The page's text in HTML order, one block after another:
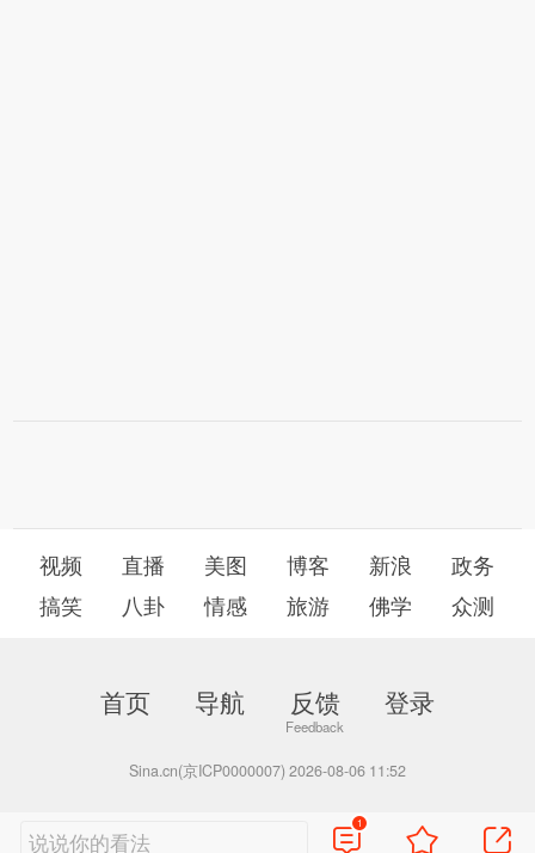
视频 直播 美图 博客 新浪
政务
搞笑
八卦 情感 旅游 佛学 众测
首页 导航 反馈 登录
Sina.cn(京ICP0000007) 2026-08-06 11:52
说说你的看法
1